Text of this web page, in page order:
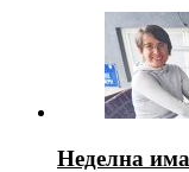
Неделна